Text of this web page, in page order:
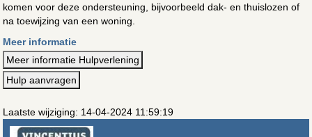
komen voor deze ondersteuning, bijvoorbeeld dak- en thuislozen of
na toewijzing van een woning.
Meer informatie
Meer informatie Hulpverlening
Hulp aanvragen
Laatste wijziging: 14-04-2024 11:59:19